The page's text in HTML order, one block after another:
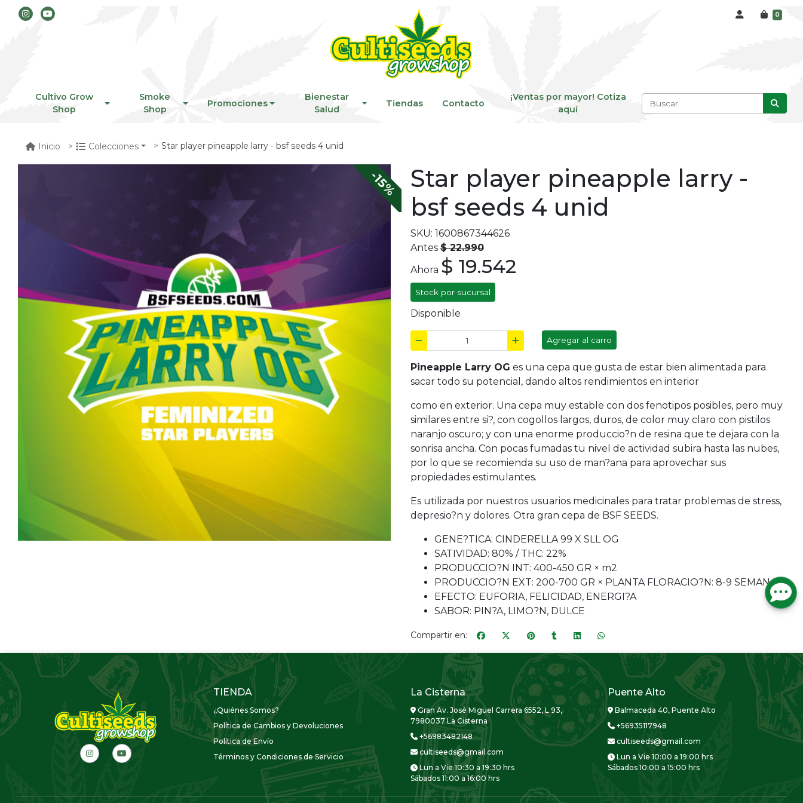
0
Cultivo Grow
Shop
Smoke
Shop
Promociones
Bienestar
Salud
Tiendas Contacto
¡Ventas por mayor! Cotiza
aquí
Inicio Colecciones Star player pineapple larry - bsf seeds 4 unid
-15% Star player pineapple larry -
bsf seeds 4 unid
SKU: 1600867344626
Antes $ 22.990
Ahora $ 19.542
Stock por sucursal
Disponible
Agregar al carro
Pineapple Larry OG es una cepa que gusta de estar bien alimentada para
sacar todo su potencial, dando altos rendimientos en interior
como en exterior. Una cepa muy estable con dos fenotipos posibles, pero muy
similares entre si?, con cogollos largos, duros, de color muy claro con pistilos
naranjo oscuro; y con una enorme produccio?n de resina que te dejara con la
sonrisa ancha. Con pocas fumadas tu nivel de actividad subira hasta las nubes,
por lo que se recomienda su uso de man?ana para aprovechar sus
propiedades estimulantes.
Es utilizada por nuestros usuarios medicinales para tratar problemas de stress,
depresio?n y dolores. Otra gran cepa de BSF SEEDS.
GENE?TICA: CINDERELLA 99 X SLL OG
SATIVIDAD: 80% / THC: 22%
PRODUCCIO?N INT: 400-450 GR × m2
PRODUCCIO?N EXT: 200-700 GR × PLANTA FLORACIO?N: 8-9 SEMANAS
EFECTO: EUFORIA, FELICIDAD, ENERGI?A
SABOR: PIN?A, LIMO?N, DULCE
Compartir en:
TIENDA
¿Quiénes Somos?
Política de Cambios y Devoluciones
Política de Envío
Términos y Condiciones de Servicio
La Cisterna
Gran Av. José Miguel Carrera 6552, L 93,
7980037 La Cisterna
+56983482148
cultiseeds@gmail.com
Lun a Vie 10:30 a 19:30 hrs
Sábados 11:00 a 16:00 hrs
Puente Alto
Balmaceda 40, Puente Alto
+56935117948
cultiseeds@gmail.com
Lun a Vie 10:00 a 19:00 hrs
Sábados 10:00 a 15:00 hrs